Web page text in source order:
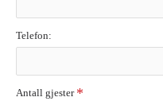
Telefon:
Antall gjester